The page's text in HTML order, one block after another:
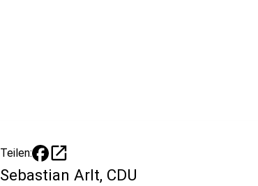
Teilen: open_in_new
Sebastian Arlt, CDU